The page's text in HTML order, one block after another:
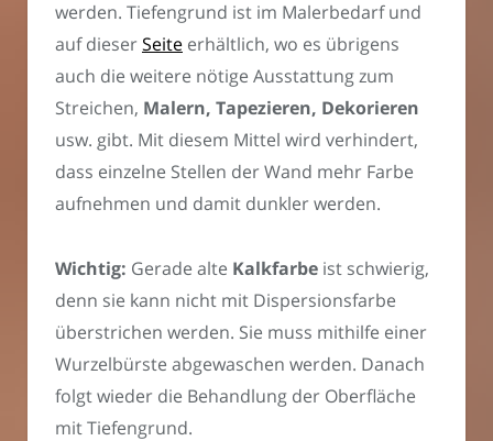
werden. Tiefengrund ist im Malerbedarf und
auf dieserSeite erhältlich, wo es übrigens
auch die weitere nötige Ausstattung zum
Streichen, Malern, Tapezieren, Dekorieren
usw. gibt. Mit diesem Mittel wird verhindert,
dass einzelne Stellen der Wand mehr Farbe
aufnehmen und damit dunkler werden.
Wichtig: Gerade alte Kalkfarbe ist schwierig,
denn sie kann nicht mit Dispersionsfarbe
überstrichen werden. Sie muss mithilfe einer
Wurzelbürste abgewaschen werden. Danach
folgt wieder die Behandlung der Oberfläche
mit Tiefengrund.